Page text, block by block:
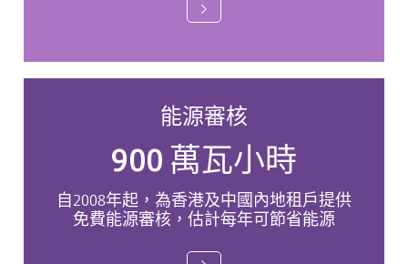
能源審核
900 萬瓦小時
自2008年起，為香港及中國內地租戶提供
免費能源審核，估計每年可節省能源